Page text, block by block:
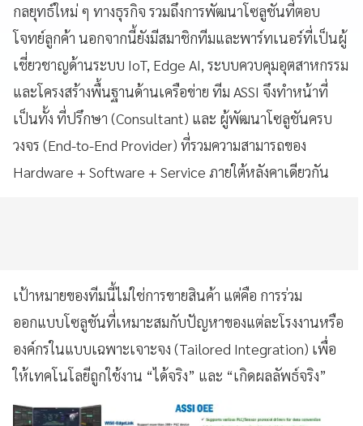
กลยุทธ์ใหม่ ๆ ทางธุรกิจ รวมถึงการพัฒนาโซลูชันที่ตอบ
โจทย์ลูกค้า นอกจากนี้ยังมีสมาชิกทีมและพาร์ทเนอร์ที่เป็นผู้
เชี่ยวชาญด้านระบบ IoT, Edge AI, ระบบควบคุมอุตสาหกรรม
และโครงสร้างพื้นฐานด้านเครือข่าย ทีม ASSI จึงทำหน้าที่
เป็นทั้ง ที่ปรึกษา (Consultant) และ ผู้พัฒนาโซลูชันครบ
วงจร (End-to-End Provider) ที่รวมความสามารถของ
Hardware + Software + Service ภายใต้หลังคาเดียวกัน
เป้าหมายของทีมนี้ไม่ใช่การขายสินค้า แต่คือ การร่วม
ออกแบบโซลูชันที่เหมาะสมกับปัญหาของแต่ละโรงงานหรือ
องค์กรในแบบเฉพาะเจาะจง (Tailored Integration) เพื่อ
ให้เทคโนโลยีถูกใช้งาน “ได้จริง” และ “เกิดผลลัพธ์จริง”